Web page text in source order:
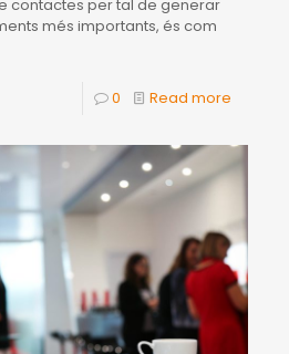
contactes per tal de generar
més importants, és com
0 Read more